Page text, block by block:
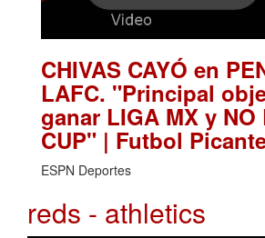
CHIVAS CAYÓ en
LAFC. "Principal
ganar LIGA MX y NO
CUP" | Futbol
ESPN Deportes
reds - athletics